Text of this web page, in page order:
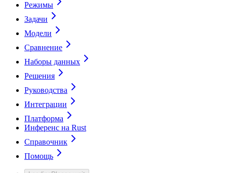
Режимы
Задачи
Модели
Сравнение
Наборы данных
Решения
Руководства
Интеграции
Платформа
Инференс на Rust
Справочник
Помощь